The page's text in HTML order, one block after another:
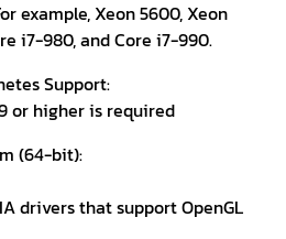
example, Xeon 5600, Xeon
i7-980, and Core i7-990.
Support:
or higher is required
(64-bit):
drivers that support OpenGL